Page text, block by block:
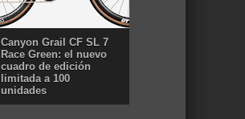
Canyon Grail CF SL 7
Race Green: el nuevo
cuadro de edición
limitada a 100
unidades